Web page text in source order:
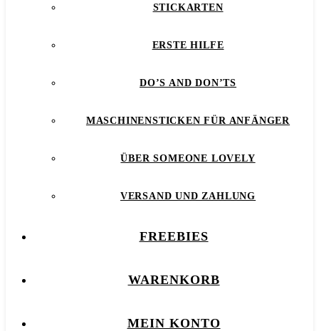
STICKARTEN
ERSTE HILFE
DO’S AND DON’TS
MASCHINENSTICKEN FÜR ANFÄNGER
ÜBER SOMEONE LOVELY
VERSAND UND ZAHLUNG
FREEBIES
WARENKORB
MEIN KONTO